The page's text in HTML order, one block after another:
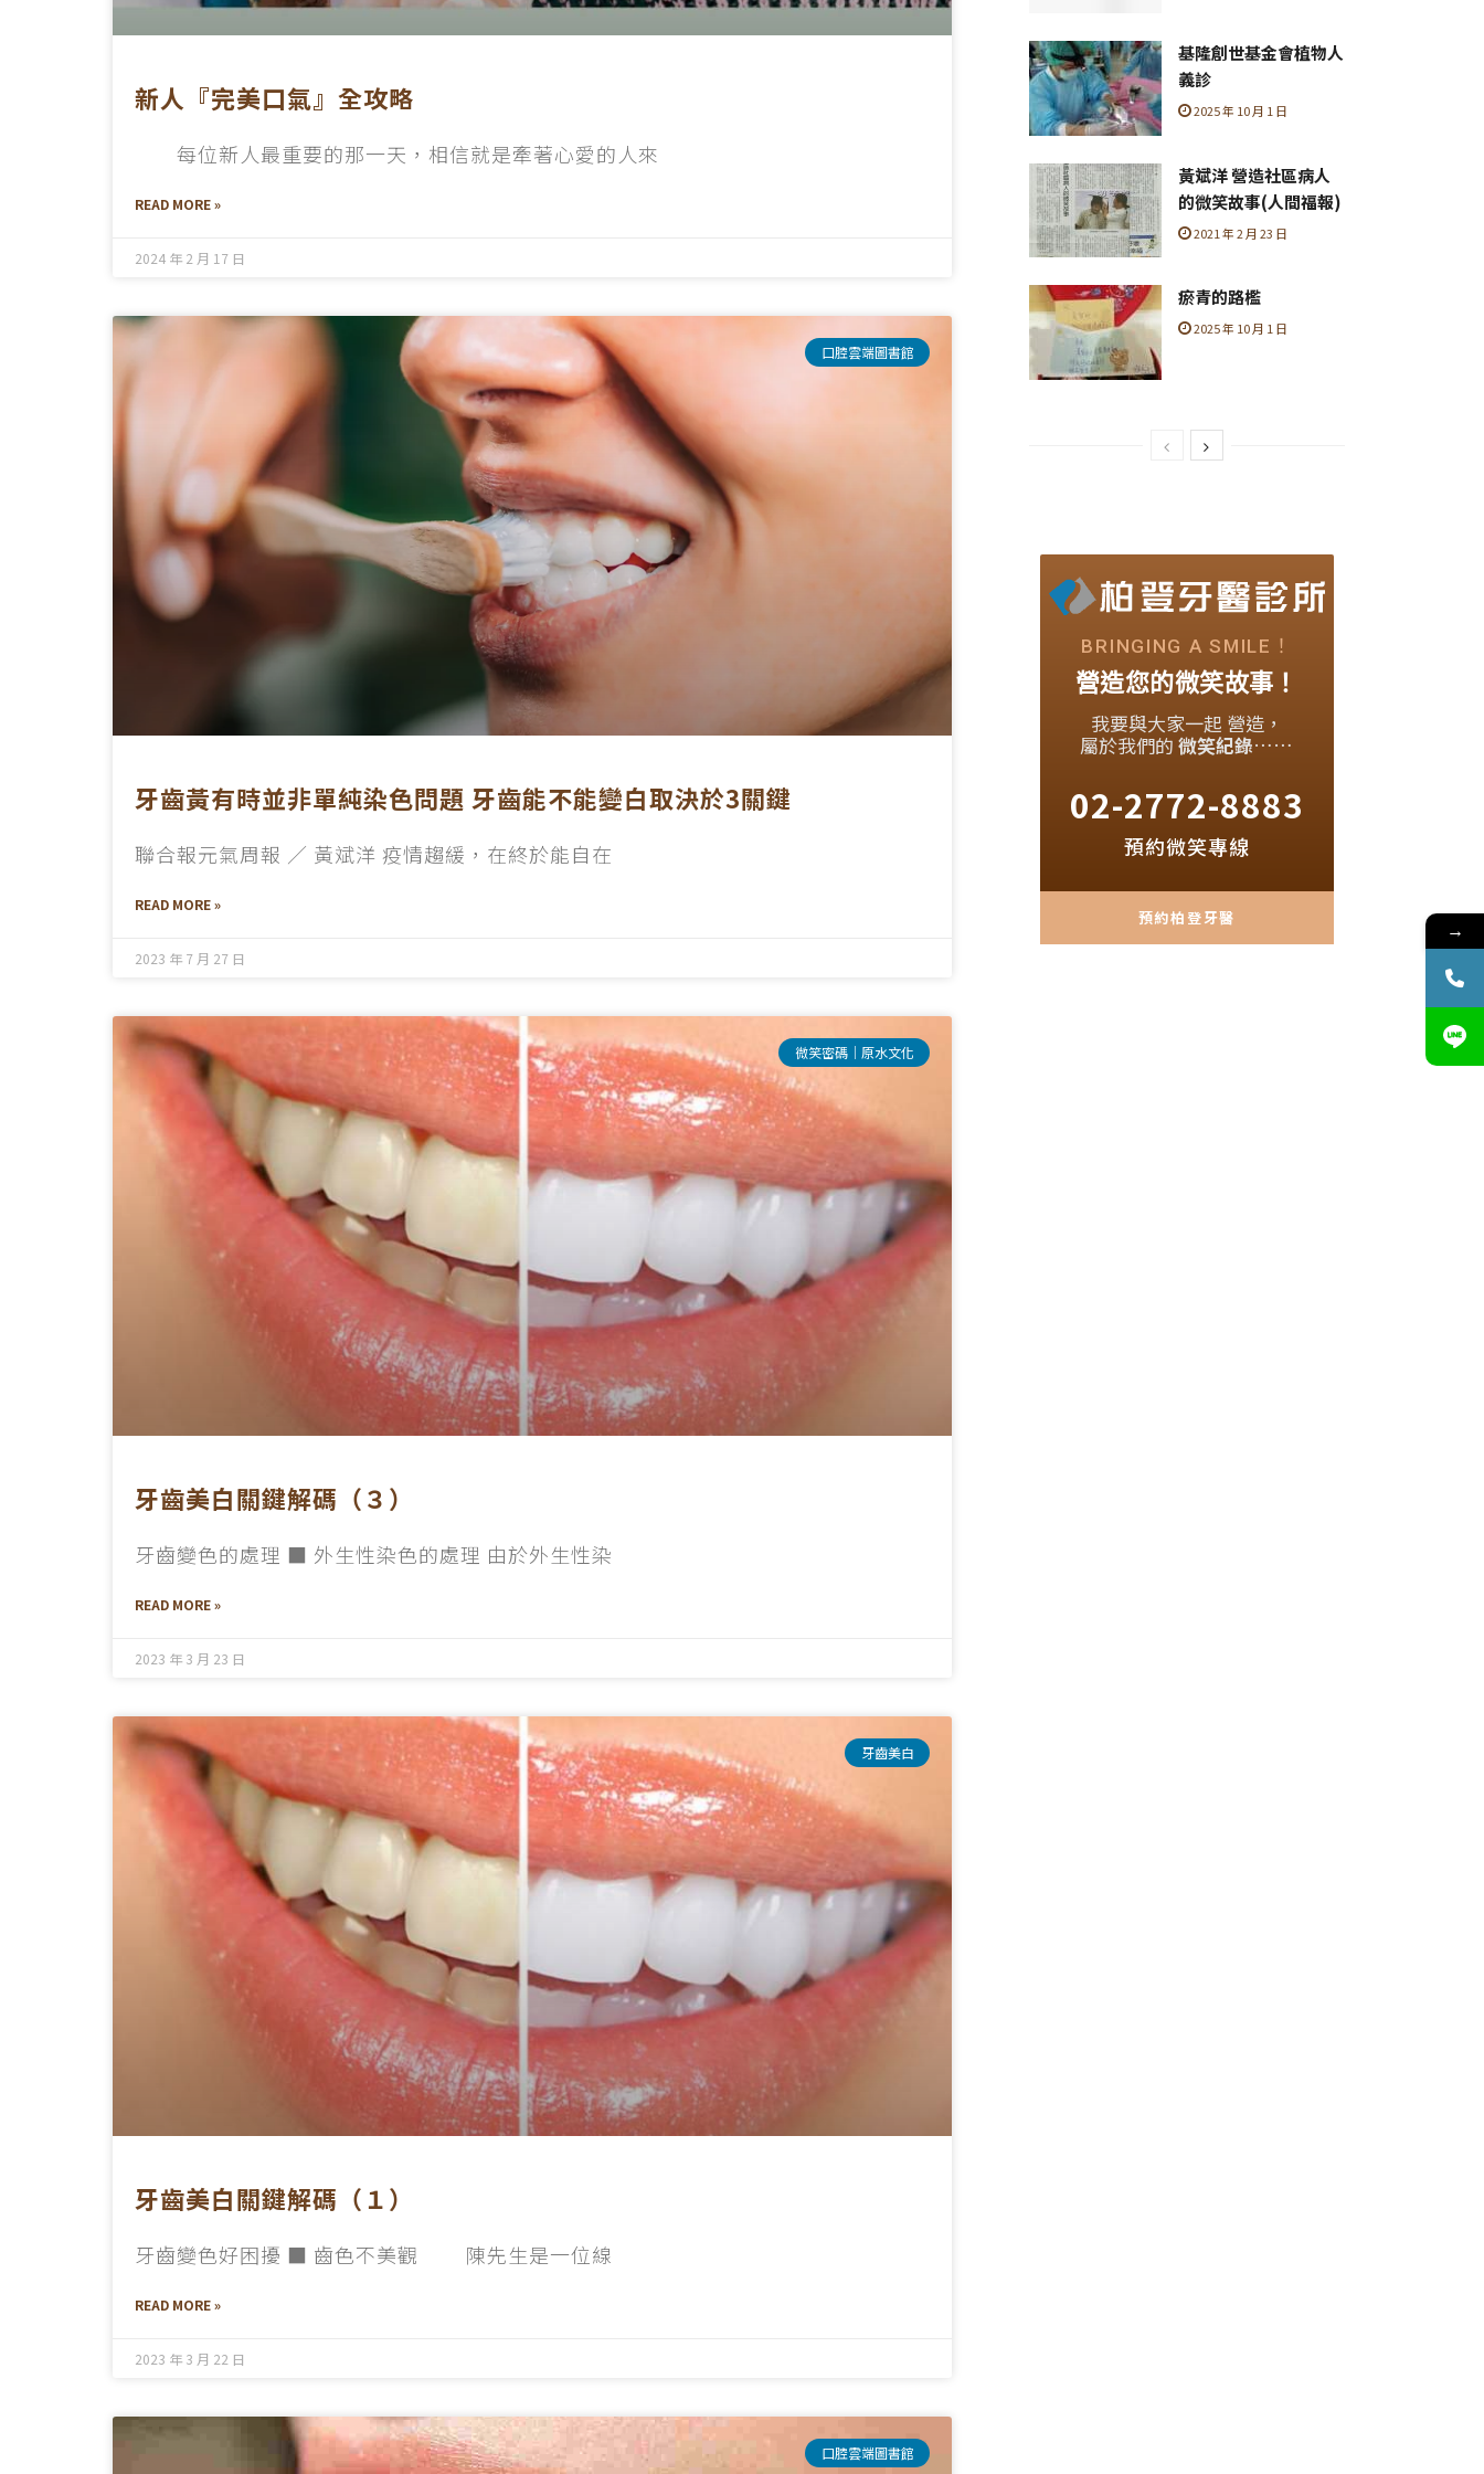
新人『完美口氣』全攻略
每位新人最重要的那一天，相信就是牽著心愛的人來
READ MORE »
2024 年 2 月 17 日
口腔雲端圖書館
牙齒黃有時並非單純染色問題 牙齒能不能變白取決於3關鍵
聯合報元氣周報 ／ 黃斌洋 疫情趨緩，在終於能自在
READ MORE »
2023 年 7 月 27 日
微笑密碼│原水文化
牙齒美白關鍵解碼（３）
牙齒變色的處理 ■ 外生性染色的處理 由於外生性染
READ MORE »
2023 年 3 月 23 日
牙齒美白
牙齒美白關鍵解碼（１）
牙齒變色好困擾 ■ 齒色不美觀 陳先生是一位線
READ MORE »
2023 年 3 月 22 日
口腔雲端圖書館
基隆創世基金會植物人
義診
2025 年 10 月 1 日
黃斌洋 營造社區病人
的微笑故事(人間福報)
2021 年 2 月 23 日
瘀青的路檻
2025 年 10 月 1 日
BRINGING A SMILE！
營造您的微笑故事！
我要與大家一起 營造，
屬於我們的微笑紀錄……
02-2772-8883
預約微笑專線
預約柏登牙醫
→